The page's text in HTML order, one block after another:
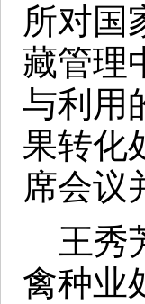
所对国
藏管理
与利用
果转化
席会议
王秀
禽种业